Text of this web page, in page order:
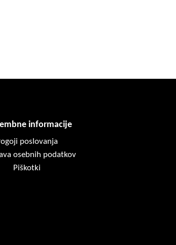
informacije
poslovanja
osebnih podatkov
Piškotki